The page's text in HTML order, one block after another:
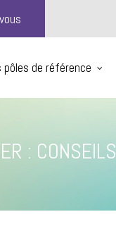
pôles de référence
: CONSEILS